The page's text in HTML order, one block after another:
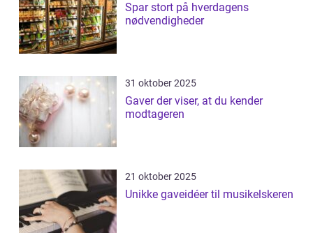
Spar stort på hverdagens
nødvendigheder
31 oktober 2025
Gaver der viser, at du kender
modtageren
21 oktober 2025
Unikke gaveidéer til musikelskeren